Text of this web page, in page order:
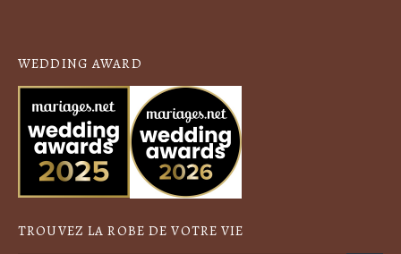
WEDDING AWARD
TROUVEZ LA ROBE DE VOTRE VIE